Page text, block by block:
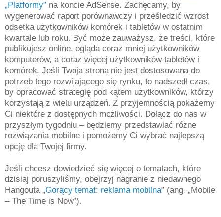
„Platformy” na koncie AdSense. Zachęcamy, by
wygenerować raport porównawczy i prześledzić wzrost
odsetka użytkowników komórek i tabletów w ostatnim
kwartale lub roku. Być może zauważysz, że treści, które
publikujesz online, ogląda coraz mniej użytkowników
komputerów, a coraz więcej użytkowników tabletów i
komórek. Jeśli Twoja strona nie jest dostosowana do
potrzeb tego rozwijającego się rynku, to nadszedł czas,
by opracować strategię pod kątem użytkowników, którzy
korzystają z wielu urządzeń. Z przyjemnością pokażemy
Ci niektóre z dostępnych możliwości. Dołącz do nas w
przyszłym tygodniu – będziemy przedstawiać różne
rozwiązania mobilne i pomożemy Ci wybrać najlepszą
opcję dla Twojej firmy.
Jeśli chcesz dowiedzieć się więcej o tematach, które
dzisiaj poruszyliśmy, obejrzyj nagranie z niedawnego
Hangouta „Gorący temat: reklama mobilna” (ang. „Mobile
– The Time is Now”).